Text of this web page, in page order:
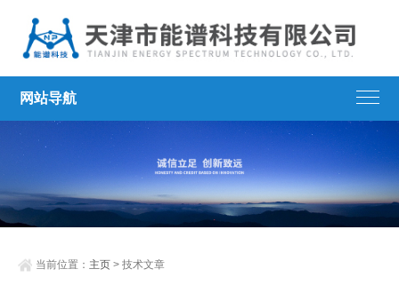
网站导航
当前位置： 主页 > 技术文章